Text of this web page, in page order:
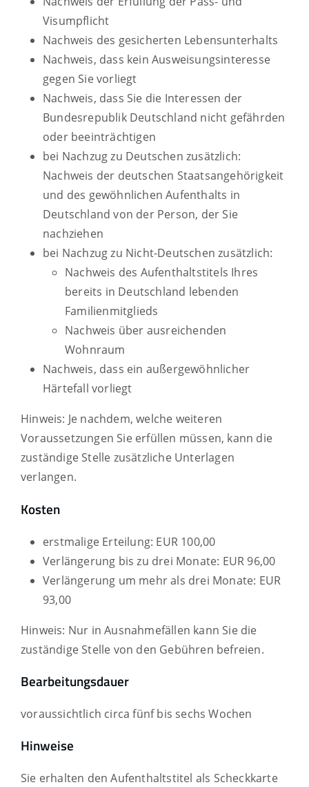
Visumpflicht
Nachweis des gesicherten Lebensunterhalts
Nachweis, dass kein Ausweisungsinteresse
gegen Sie vorliegt
Nachweis, dass Sie die Interessen der
Bundesrepublik Deutschland nicht gefährden
oder beeinträchtigen
bei Nachzug zu Deutschen zusätzlich:
Nachweis der deutschen Staatsangehörigkeit
und des gewöhnlichen Aufenthalts in
Deutschland von der Person, der Sie
nachziehen
bei Nachzug zu Nicht-Deutschen zusätzlich:
Nachweis des Aufenthaltstitels Ihres
bereits in Deutschland lebenden
Familienmitglieds
Nachweis über ausreichenden
Wohnraum
Nachweis, dass ein außergewöhnlicher
Härtefall vorliegt
Hinweis: Je nachdem, welche weiteren
Voraussetzungen Sie erfüllen müssen, kann die
zuständige Stelle zusätzliche Unterlagen
verlangen.
Kosten
erstmalige Erteilung: EUR 100,00
Verlängerung bis zu drei Monate: EUR 96,00
Verlängerung um mehr als drei Monate: EUR
93,00
Hinweis: Nur in Ausnahmefällen kann Sie die
zuständige Stelle von den Gebühren befreien.
Bearbeitungsdauer
voraussichtlich circa fünf bis sechs Wochen
Hinweise
Sie erhalten den Aufenthaltstitel als Scheckkarte